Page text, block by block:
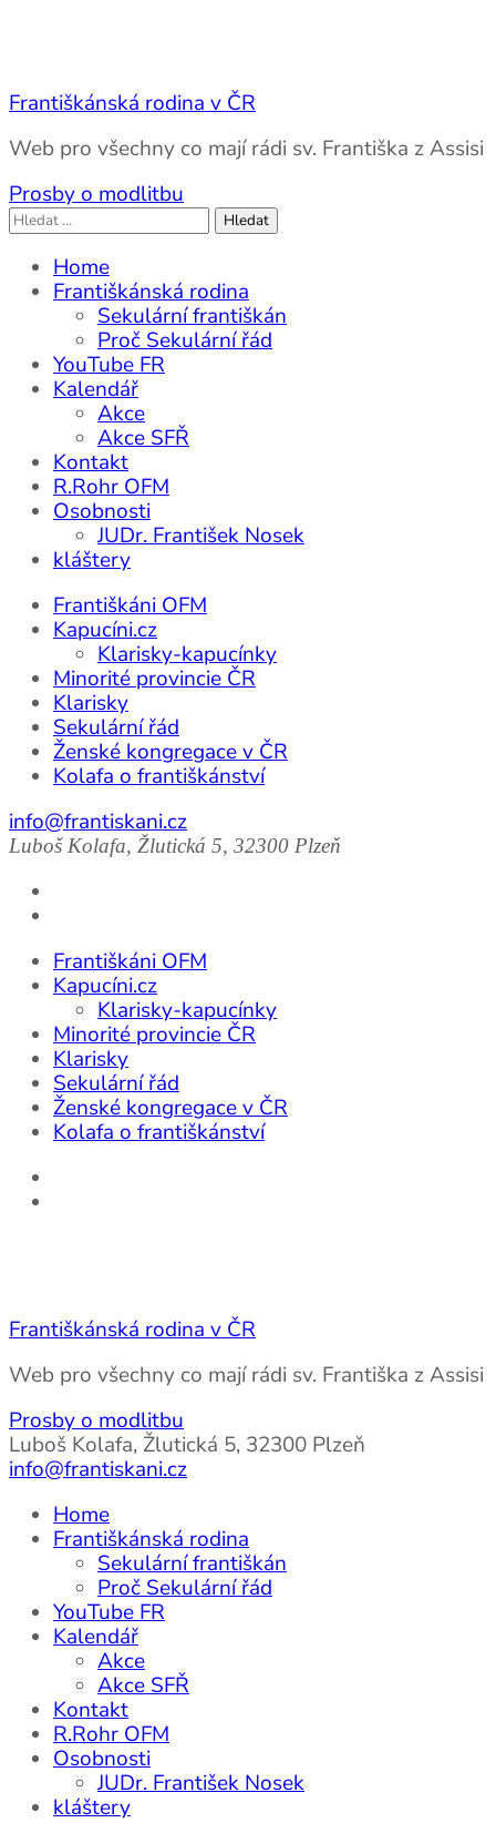
Františkánská rodina v ČR
Web pro všechny co mají rádi sv. Františka z Assisi
Prosby o modlitbu
Vyhledávání
Home
Františkánská rodina
Sekulární františkán
Proč Sekulární řád
YouTube FR
Kalendář
Akce
Akce SFŘ
Kontakt
R.Rohr OFM
Osobnosti
JUDr. František Nosek
kláštery
Františkáni OFM
Kapucíni.cz
Klarisky-kapucínky
Minorité provincie ČR
Klarisky
Sekulární řád
Ženské kongregace v ČR
Kolafa o františkánství
info@frantiskani.cz
Luboš Kolafa, Žlutická 5, 32300 Plzeň
Františkáni OFM
Kapucíni.cz
Klarisky-kapucínky
Minorité provincie ČR
Klarisky
Sekulární řád
Ženské kongregace v ČR
Kolafa o františkánství
Františkánská rodina v ČR
Web pro všechny co mají rádi sv. Františka z Assisi
Prosby o modlitbu
Luboš Kolafa, Žlutická 5, 32300 Plzeň
info@frantiskani.cz
Home
Františkánská rodina
Sekulární františkán
Proč Sekulární řád
YouTube FR
Kalendář
Akce
Akce SFŘ
Kontakt
R.Rohr OFM
Osobnosti
JUDr. František Nosek
kláštery